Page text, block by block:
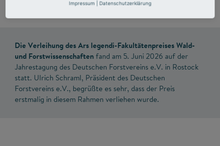
Lehrveranstaltungen hinaus.
Die Verleihung des Ars legendi-Fakultätenpreises Wald-
und Forstwissenschaftenfand am 5. Juni 2026 auf der
Jahrestagung des Deutschen Forstvereins e.V. in Rostock
statt. Ulrich Schraml, Präsident des Deutschen
Forstvereins e.V., begrüßte es sehr, dass der Preis
erstmalig in diesem Rahmen verliehen wurde.
Impressum Datenschutzerklärung